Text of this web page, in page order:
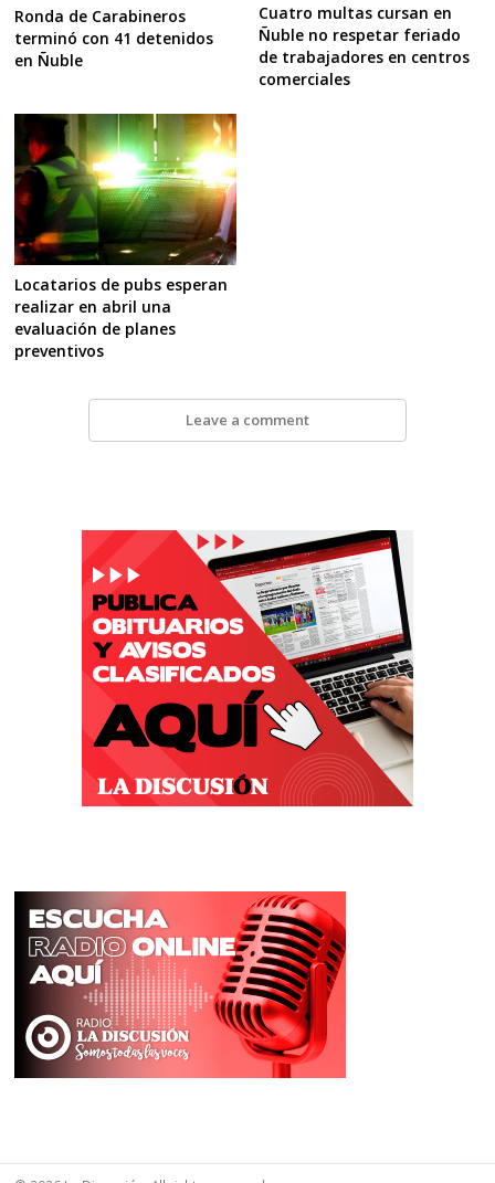
Ronda de Carabineros
terminó con 41 detenidos
en Ñuble
Cuatro multas cursan en
Ñuble no respetar feriado
de trabajadores en centros
comerciales
Locatarios de pubs esperan
realizar en abril una
evaluación de planes
preventivos
Leave a comment